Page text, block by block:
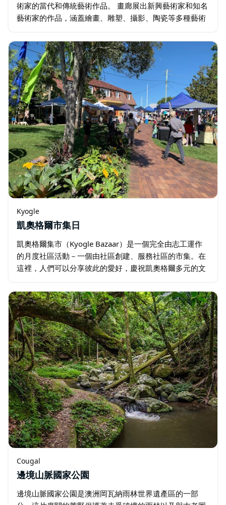
術家的當代和傳統藝術作品。 畫廊展出新興藝術家和知名
藝術家的作品，涵蓋繪畫、雕塑、攝影、陶瓷等多種藝術
格爾主街，坐落於一棟經過精心修復的…
Kyogle
凱奧格爾市集日
凱奧格爾集市（Kyogle Bazaar）是一個完全由志工運作
的月度社區活動－一個由社區創建、服務社區的市集。在
這裡，人們可以分享彼此的愛好，慶祝凱奧格爾多元的文
舉行。
Cougal
邊境山脈國家公園
邊境山脈國家公園是澳洲岡瓦納雨林世界遺產區的一部